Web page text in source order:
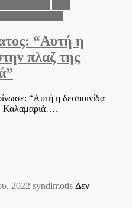
“Αυτή η
πλαζ της
“Αυτή η δεσποινίδα
Καλαμαριά….
2022 Author
syndimotis Δεν